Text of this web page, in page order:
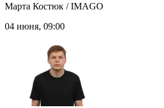
Марта Костюк / IMAGO
04 июня, 09:00